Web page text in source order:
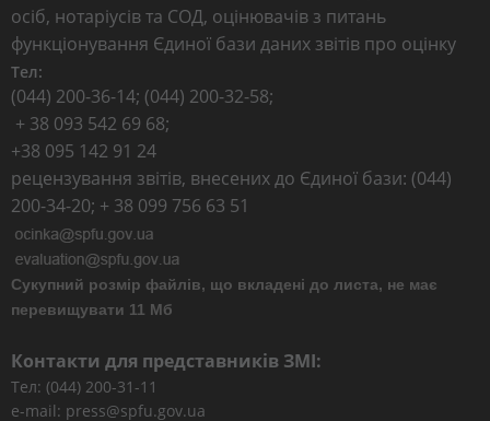
осіб, нотаріусів та СОД, оцінювачів з питань
функціонування Єдиної бази даних звітів про оцінку
Тел:
(044) 200-36-14; (044) 200-32-58;
+ 38 093 542 69 68;
+38 095 142 91 24
рецензування звітів, внесених до Єдиної бази: (044)
200-34-20; + 38 099 756 63 51
Сукупний розмір файлів, що вкладені до листа, не має
перевищувати 11 Мб
Контакти для представників ЗМІ:
Тел: (044) 200-31-11
e-mail: press@spfu.gov.ua